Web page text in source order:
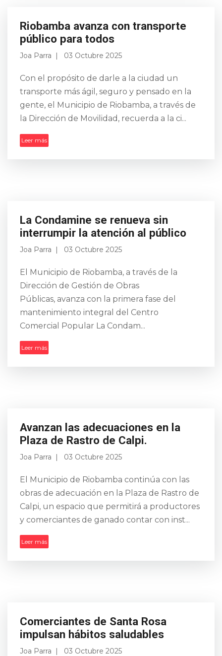
Riobamba fue sede este sábado 27 de
septiembre de un emocionante partido
campeón ecuatoriano Nicolás Lapenti contra
el destacado tenis...
Leer más
Riobamba avanza con transporte
público para todos
Joa Parra 03 Octubre 2025
Con el propósito de darle a la ciudad un
transporte más ágil, seguro y pensado en la
gente, el Municipio de Riobamba, a través de
la Dirección de Movilidad, recuerda a la ci...
Leer más
La Condamine se renueva sin
interrumpir la atención al público
Joa Parra 03 Octubre 2025
El Municipio de Riobamba, a través de la
Dirección de Gestión de Obras
Públicas, avanza con la primera fase del
mantenimiento integral del Centro
Comercial Popular La Condam...
Leer más
Avanzan las adecuaciones en la
Plaza de Rastro de Calpi.
Joa Parra 03 Octubre 2025
El Municipio de Riobamba continúa con las
obras de adecuación en la Plaza de Rastro de
Calpi, un espacio que permitirá a productores
y comerciantes de ganado contar con inst...
Leer más
Comerciantes de Santa Rosa
impulsan hábitos saludables
Joa Parra 03 Octubre 2025